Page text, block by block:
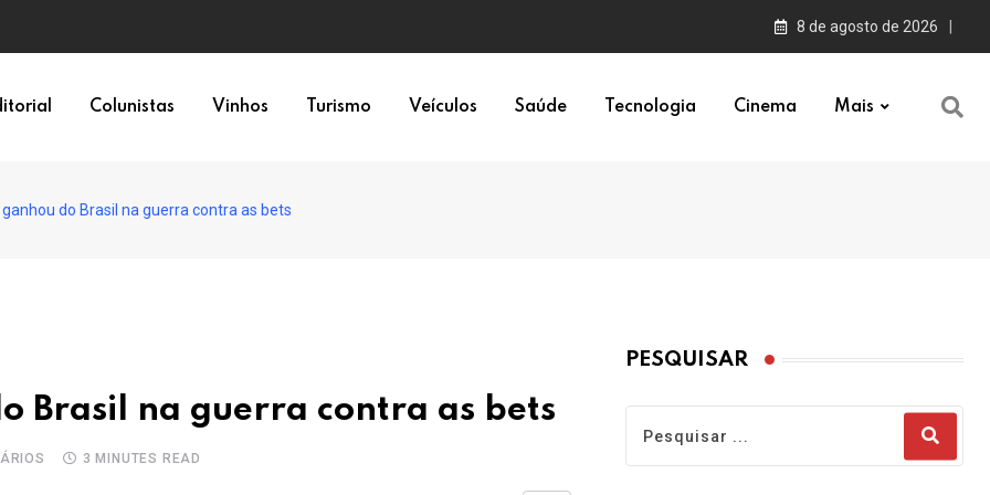
8 de agosto de 2026
Colunistas Vinhos Turismo Veículos Saúde Tecnologia Cinema Mais
do Brasil na guerra contra as bets
Brasil na guerra contra as bets
3 MINUTES READ
PESQUISAR